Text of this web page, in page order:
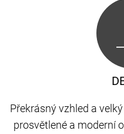
Překrásný vzhled a
prosvětlené a moderní